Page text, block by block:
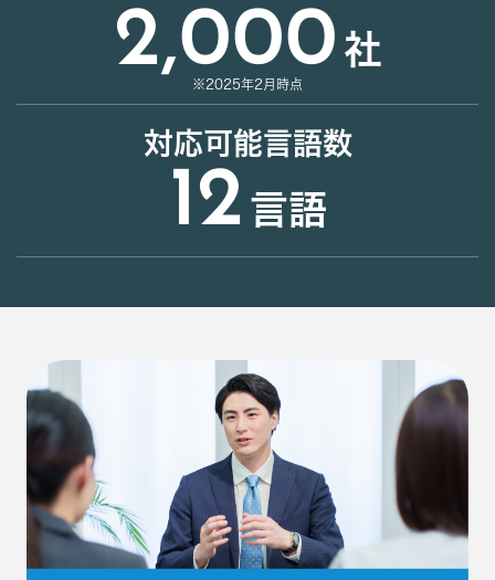
2,000 社
※2025年2月時点
対応可能言語数
12 言語